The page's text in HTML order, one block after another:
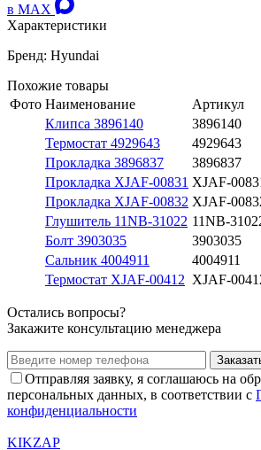
в MAX
Характеристики
Бренд: Hyundai
Похожие товары
Фото Наименование Артикул
Клипса 3896140
3896140
Термостат 4929643
4929643
Прокладка 3896837
3896837
Прокладка XJAF-00831 XJAF-
Прокладка XJAF-00832 XJAF-
Глушитель 11NB-31022 11NB-
Болт 3903035
3903035
Сальник 4004911
4004911
Термостат XJAF-00412 XJAF-
Остались вопросы?
Закажите консультацию менеджера
Отправляя заявку, я соглашаюсь на
персональных данных, в соответствии с
конфиденциальности
KIKZAP